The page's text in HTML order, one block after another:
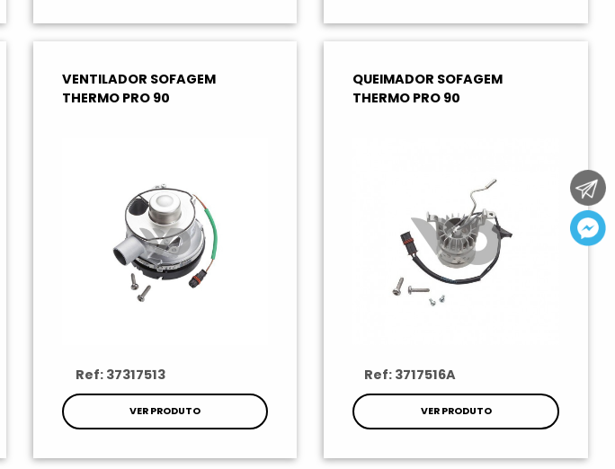
VENTILADOR SOFAGEM
THERMO PRO 90
Ref: 37317513
VER PRODUTO
QUEIMADOR SOFAGEM
THERMO PRO 90
Ref: 3717516A
VER PRODUTO